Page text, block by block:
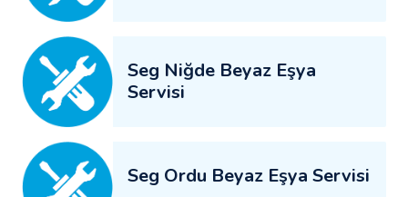
Seg Niğde Beyaz Eşya
Servisi
Seg Ordu Beyaz Eşya Servisi